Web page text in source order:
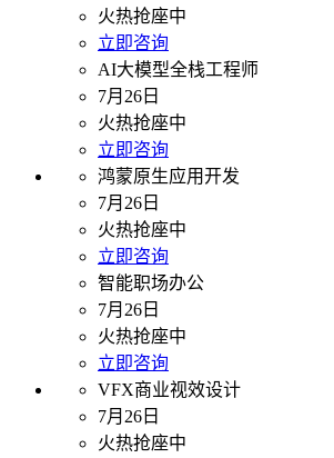
火热抢座中
立即咨询
AI大模型全栈工程师
7月26日
火热抢座中
立即咨询
鸿蒙原生应用开发
7月26日
火热抢座中
立即咨询
智能职场办公
7月26日
火热抢座中
立即咨询
VFX商业视效设计
7月26日
火热抢座中